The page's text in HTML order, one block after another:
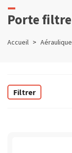
Porte filtre
Accueil > Aéraulique
Filtrer